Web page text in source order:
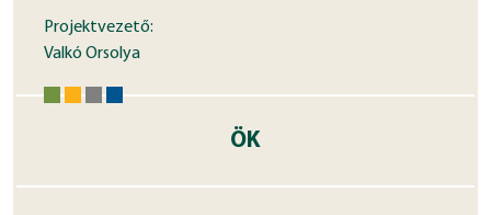
Projektvezető:
Valkó Orsolya
ÖK